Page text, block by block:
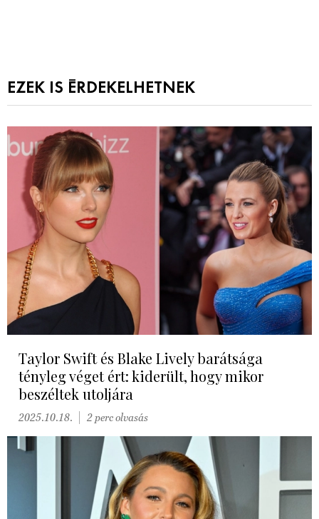
EZEK IS ÉRDEKELHETNEK
Taylor Swift és Blake Lively barátsága
tényleg véget ért: kiderült, hogy mikor
beszéltek utoljára
2025.10.18. 2 perc olvasás